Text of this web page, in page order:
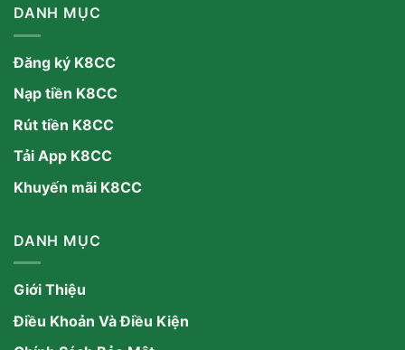
DANH MỤC
Đăng ký K8CC
Nạp tiền K8CC
Rút tiền K8CC
Tải App K8CC
Khuyến mãi K8CC
DANH MỤC
Giới Thiệu
Điều Khoản Và Điều Kiện